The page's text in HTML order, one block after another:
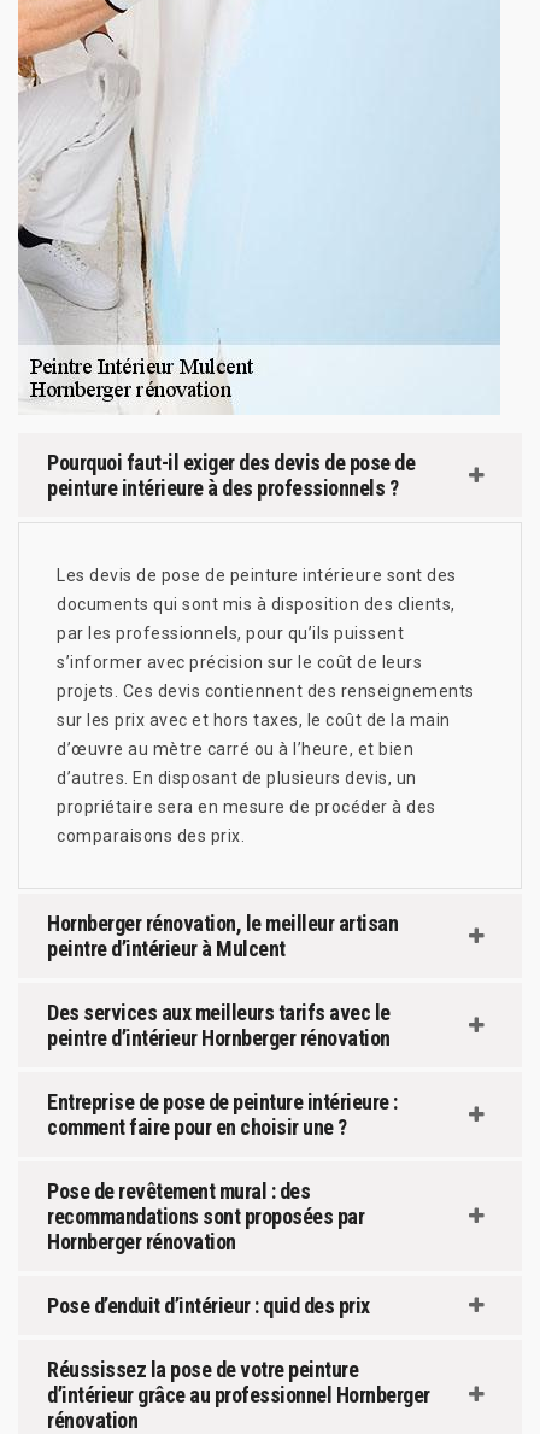
Pourquoi faut-il exiger des devis de pose de
peinture intérieure à des professionnels ?
Les devis de pose de peinture intérieure sont des
documents qui sont mis à disposition des clients,
par les professionnels, pour qu’ils puissent
s’informer avec précision sur le coût de leurs
projets. Ces devis contiennent des renseignements
sur les prix avec et hors taxes, le coût de la main
d’œuvre au mètre carré ou à l’heure, et bien
d’autres. En disposant de plusieurs devis, un
propriétaire sera en mesure de procéder à des
comparaisons des prix.
Hornberger rénovation, le meilleur artisan
peintre d’intérieur à Mulcent
Des services aux meilleurs tarifs avec le
peintre d’intérieur Hornberger rénovation
Entreprise de pose de peinture intérieure :
comment faire pour en choisir une ?
Pose de revêtement mural : des
recommandations sont proposées par
Hornberger rénovation
Pose d’enduit d’intérieur : quid des prix
Réussissez la pose de votre peinture
d’intérieur grâce au professionnel Hornberger
rénovation